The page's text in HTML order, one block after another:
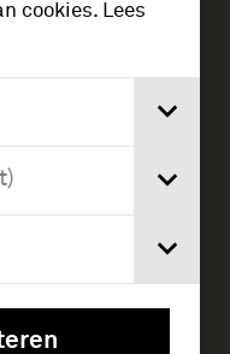
cookies. Lees